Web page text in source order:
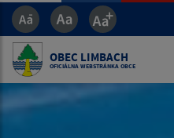
OBEC LIMBACH
OFICIÁLNA WEBSTRÁNKA OBCE